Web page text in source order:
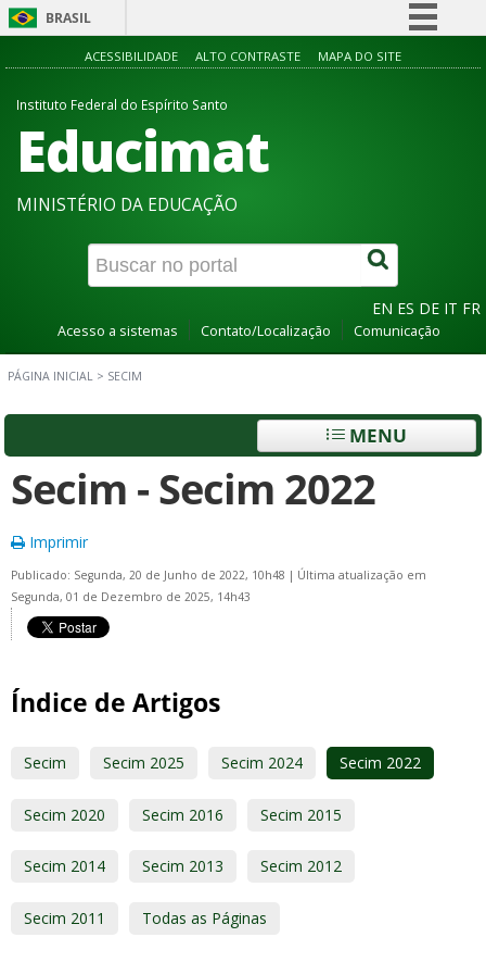
BRASIL
Simplifique!
ACESSIBILIDADE ALTO CONTRASTE MAPA DO SITE
Instituto Federal do Espírito Santo
Educimat
MINISTÉRIO DA EDUCAÇÃO
EN ES DE IT FR
Acesso a sistemas Contato/Localização Comunicação
PÁGINA INICIAL > SECIM
MENU
Secim - Secim 2022
Imprimir
Publicado: Segunda, 20 de Junho de 2022, 10h48 | Última atualização em
Segunda, 01 de Dezembro de 2025, 14h43
Índice de Artigos
Secim Secim 2025 Secim 2024 Secim 2022
Secim 2020 Secim 2016 Secim 2015
Secim 2014 Secim 2013 Secim 2012
Secim 2011 Todas as Páginas